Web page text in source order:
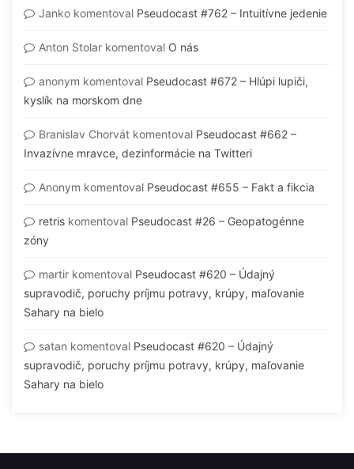
Janko komentoval Pseudocast #762 – Intuitívne jedenie
Anton Stolar komentoval O nás
anonym komentoval Pseudocast #672 – Hlúpi lupiči,
kyslík na morskom dne
Branislav Chorvát komentoval Pseudocast #662 –
Invazívne mravce, dezinformácie na Twitteri
Anonym komentoval Pseudocast #655 – Fakt a fikcia
retris komentoval Pseudocast #26 – Geopatogénne
zóny
martir komentoval Pseudocast #620 – Údajný
supravodič, poruchy príjmu potravy, krúpy, maľovanie
Sahary na bielo
satan komentoval Pseudocast #620 – Údajný
supravodič, poruchy príjmu potravy, krúpy, maľovanie
Sahary na bielo